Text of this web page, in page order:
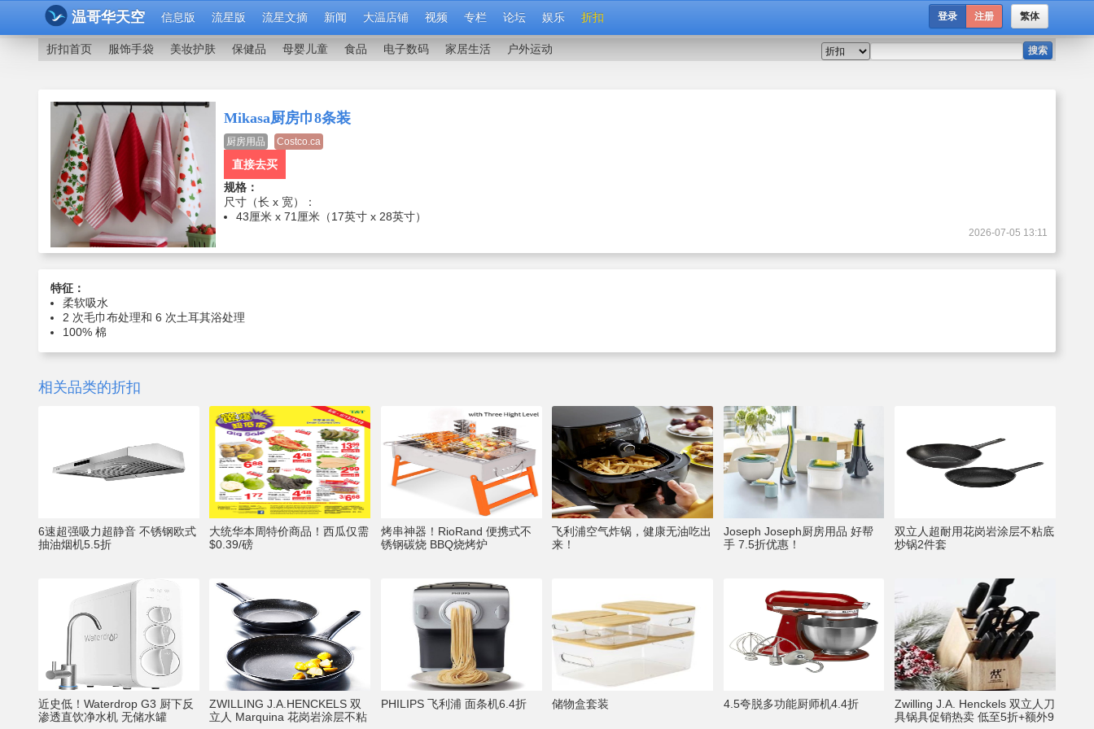
温哥华天空 信息版 流星版 流星文摘 新闻 大温店铺 视频 专栏 论坛 娱乐 折扣 繁体
登录 注册
折扣首页 服饰手袋 美妆护肤 保健品 母婴儿童 食品 电子数码 家居生活 户外运动 搜索
Mikasa厨房巾8条装
厨房用品 Costco.ca
直接去买
规格：
尺寸（长 x 宽）：
43厘米 x 71厘米（17英寸 x 28英寸）
2026-07-05 13:11
特征：
柔软吸水
2 次毛巾布处理和 6 次土耳其浴处理
100% 棉
相关品类的折扣
6速超强吸力超静音 不锈钢欧式
抽油烟机5.5折
大统华本周特价商品！西瓜仅需
$0.39/磅
烤串神器！RioRand 便携式不
锈钢碳烧 BBQ烧烤炉
飞利浦空气炸锅，健康无油吃出
来！
Joseph Joseph厨房用品 好帮
手 7.5折优惠！
双立人超耐用花岗岩涂层不粘底
炒锅2件套
近史低！Waterdrop G3 厨下反
渗透直饮净水机 无储水罐
ZWILLING J.A.HENCKELS 双
立人 Marquina 花岗岩涂层不粘
PHILIPS 飞利浦 面条机6.4折 储物盒套装 4.5夸脱多功能厨师机4.4折
Zwilling J.A. Henckels 双立人刀
具锅具促销热卖 低至5折+额外9